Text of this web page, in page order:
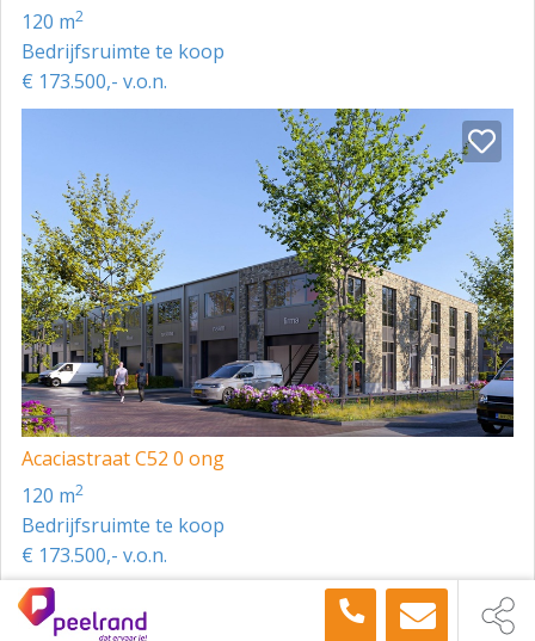
120 m2
Bedrijfsruimte te koop
€ 173.500,- v.o.n.
Acaciastraat C52 0 ong
120 m2
Bedrijfsruimte te koop
€ 173.500,- v.o.n.
Toon meer panden in de buurt →